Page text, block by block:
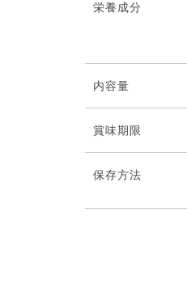
栄養成分
内容量
賞味期限
保存⽅法